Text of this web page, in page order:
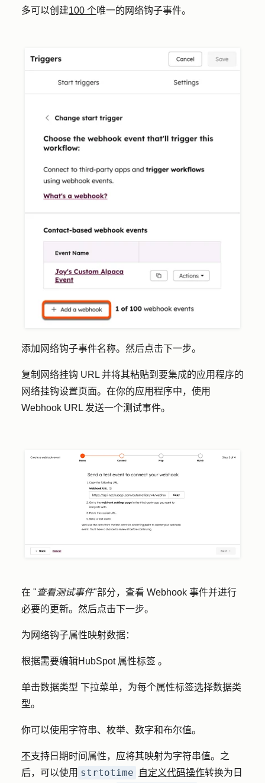
多可以创建100 个唯一的网络钩子事件。
添加 网络钩子事件名称。然后点击下一步。
复制网络挂钩 URL 并将其粘贴到要集成的应用程序的
网络挂钩设置页面。在你的应用程序中，使用
Webhook URL 发送一个测试事件。
在 "查看测试事件"部分，查看 Webhook 事件并进行
必要的更新。然后点击 下一步。
为网络钩子属性映射数据：
根据需要编辑HubSpot 属性标签 。
单击数据类型
下拉菜单，为每个属性标签选择数据类
型。
你可以使用字符串、枚举、数字和布尔值。
不支持日期时间属性，应将其映射为字符串值。之
后，可以使用 strtotime 自定义代码操作转换为日